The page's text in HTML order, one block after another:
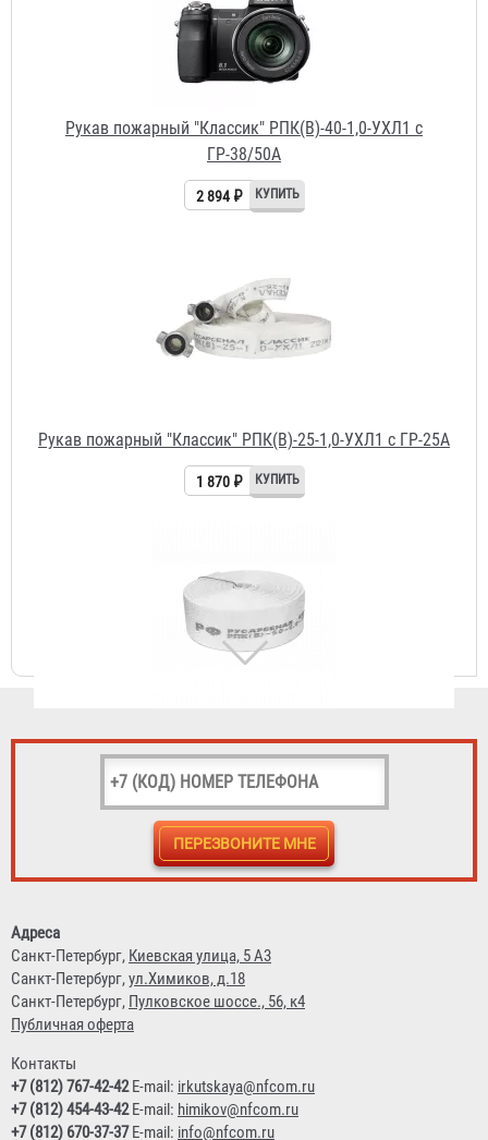
Рукав пожарный "Классик" РПК(В)-40-1,0-УХЛ1 с
ГР-38/50А
Рукав пожарный "Классик" РПК(В)-25-1,0-УХЛ1 с ГР-25А
Рукав пожарный "Классик" РПК(В)-50-1,0-УХЛ1
1 740 ₽
1 343 ₽
Адреса
Санкт-Петербург, Киевская улица, 5 А3
Санкт-Петербург,ул.Химиков, д.18
Санкт-Петербург, Пулковское шоссе., 56, к4
Публичная оферта
Контакты
+7 (812) 767-42-42E-mail: irkutskaya@nfcom.ru
+7 (812) 454-43-42E-mail: himikov@nfcom.ru
+7 (812) 670-37-37E-mail: info@nfcom.ru